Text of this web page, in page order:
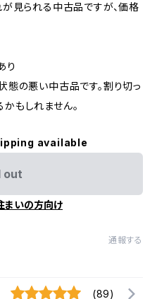
が見られる中古品ですが、価格
り
態の悪い中古品です。割り切っ
もしれません。
available
out
まいの方向け
通報する
(89)